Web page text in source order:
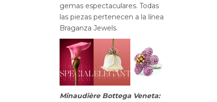
gemas espectaculares. Todas
las piezas pertenecen a la línea
Braganza Jewels.
Minaudière Bottega Veneta: